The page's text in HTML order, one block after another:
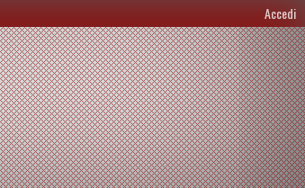
Accedi